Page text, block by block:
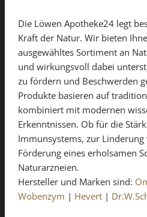
Die Löwen Apotheke24 legt
Kraft der Natur. Wir bieten
ausgewähltes Sortiment an
und wirkungsvoll dabei
zu fördern und Beschwerden
Produkte basieren auf
kombiniert mit modernen
Erkenntnissen. Ob für die
Immunsystems, zur
Förderung eines erholsamen
Naturarzneien.
Hersteller und Marken sind:
Wobenzym | Hevert |